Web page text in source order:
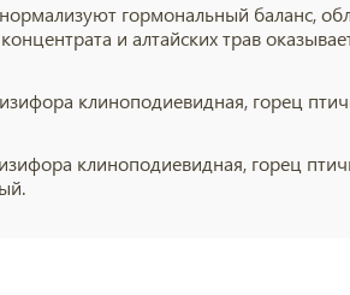
гормональный баланс,
и алтайских трав
клиноподиевидная, горец
клиноподиевидная, горец